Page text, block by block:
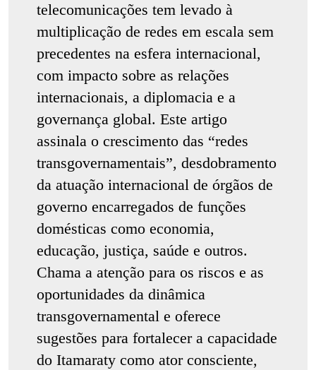
telecomunicações tem levado à
multiplicação de redes em escala sem
precedentes na esfera internacional,
com impacto sobre as relações
internacionais, a diplomacia e a
governança global. Este artigo
assinala o crescimento das “redes
transgovernamentais”, desdobramento
da atuação internacional de órgãos de
governo encarregados de funções
domésticas como economia,
educação, justiça, saúde e outros.
Chama a atenção para os riscos e as
oportunidades da dinâmica
transgovernamental e oferece
sugestões para fortalecer a capacidade
do Itamaraty como ator consciente,